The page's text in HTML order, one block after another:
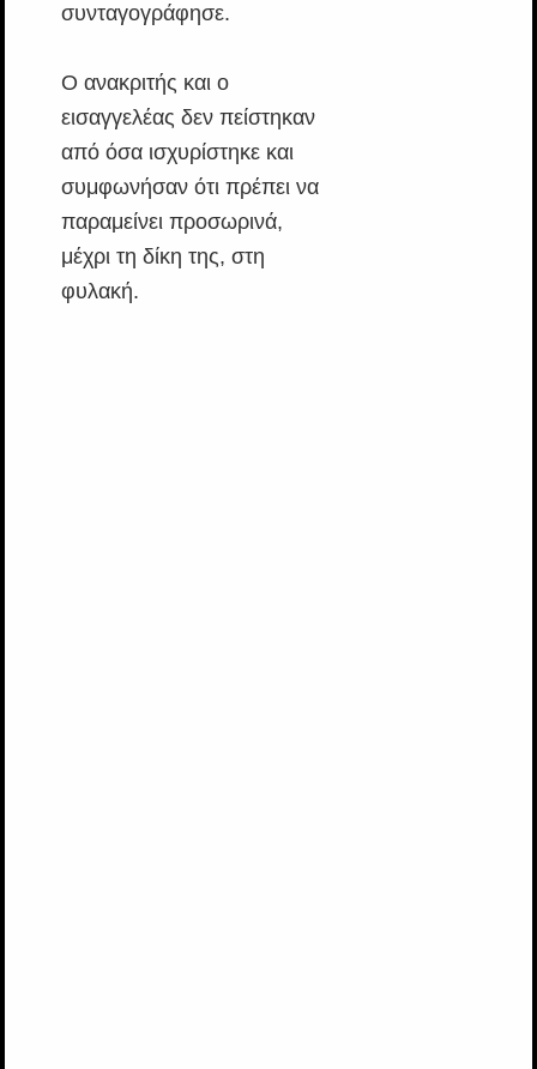
συνταγογράφησε.
Ο ανακριτής και ο
εισαγγελέας δεν πείστηκαν
από όσα ισχυρίστηκε και
συμφωνήσαν ότι πρέπει να
παραμείνει προσωρινά,
μέχρι τη δίκη της, στη
φυλακή.